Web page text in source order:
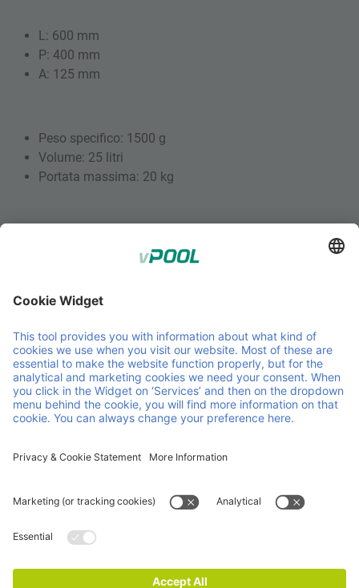
L: 600 mm
P: 400 mm
A: 125 mm
Peso specifico: 1500 g
Volume: 25 litri
Portata massima: 20 kg
Member of Faber Group
Link e documenti utili
Chi siamo
Downloads
Servizi
GTC
News
ISO Certifications
Informazioni